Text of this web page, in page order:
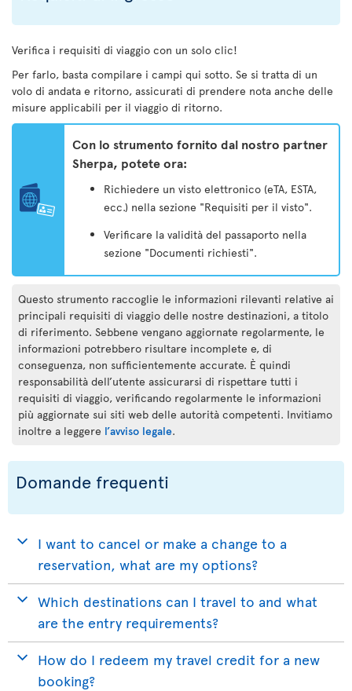
Verifica i requisiti di viaggio con un solo clic!
Per farlo, basta compilare i campi qui sotto. Se si tratta di un
volo di andata e ritorno, assicurati di prendere nota anche delle
misure applicabili per il viaggio di ritorno.
Con lo strumento fornito dal nostro partner
Sherpa, potete ora:
Richiedere un visto elettronico (eTA, ESTA,
ecc.) nella sezione "Requisiti per il visto".
Verificare la validità del passaporto nella
sezione "Documenti richiesti".
Questo strumento raccoglie le informazioni rilevanti relative ai
principali requisiti di viaggio delle nostre destinazioni, a titolo
di riferimento. Sebbene vengano aggiornate regolarmente, le
informazioni potrebbero risultare incomplete e, di
conseguenza, non sufficientemente accurate. È quindi
responsabilità dell’utente assicurarsi di rispettare tutti i
requisiti di viaggio, verificando regolarmente le informazioni
più aggiornate sui siti web delle autorità competenti. Invitiamo
inoltre a leggere l’avviso legale.
Domande frequenti
I want to cancel or make a change to a
reservation, what are my options?
Which destinations can I travel to and what
are the entry requirements?
How do I redeem my travel credit for a new
booking?